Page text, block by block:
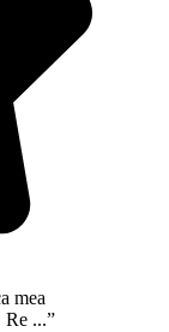
mea
Re ...”